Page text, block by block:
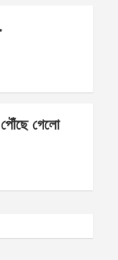
গেলো